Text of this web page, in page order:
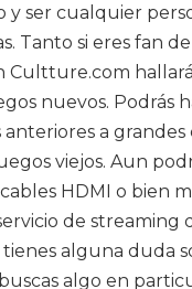
y ser cualquier
Tanto si eres fan
Cultture.com
nuevos. Podrás
a grandes
viejos. Aun
HDMI o bien
de streaming
tienes alguna duda
algo en